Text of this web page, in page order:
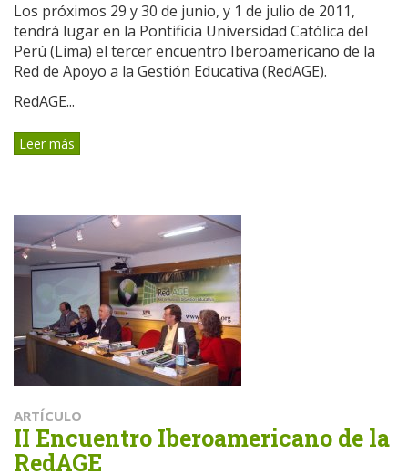
Los próximos 29 y 30 de junio, y 1 de julio de 2011,
tendrá lugar en la Pontificia Universidad Católica del
Perú (Lima) el tercer encuentro Iberoamericano de la
Red de Apoyo a la Gestión Educativa (RedAGE).
RedAGE...
Leer más
ARTÍCULO
II Encuentro Iberoamericano de la
RedAGE